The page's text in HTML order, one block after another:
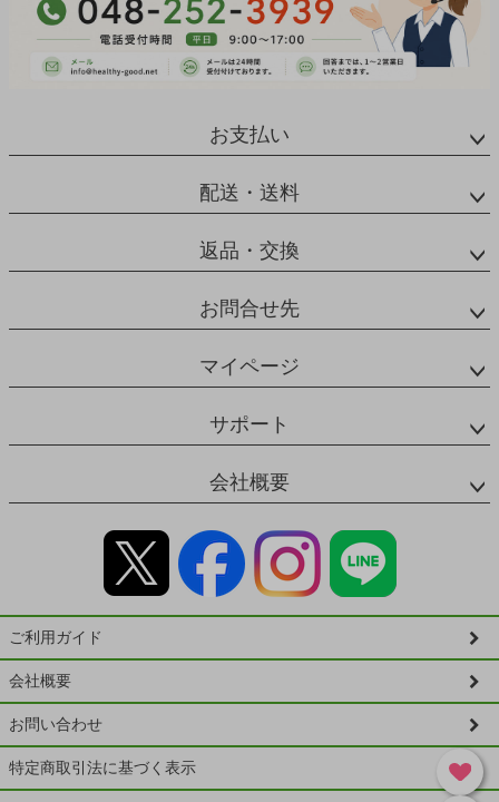
お支払い
配送・送料
返品・交換
お問合せ先
マイページ
サポート
会社概要
ご利用ガイド
会社概要
お問い合わせ
特定商取引法に基づく表示